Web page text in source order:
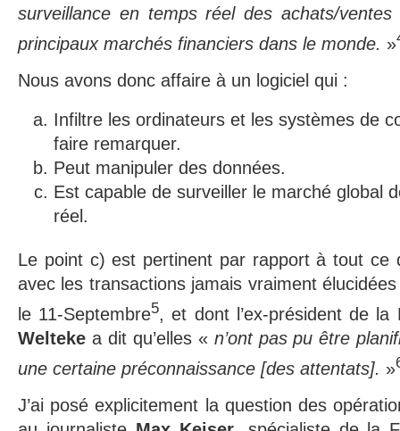
surveillance en temps réel des achats/ventes
principaux marchés financiers dans le monde. »
Nous avons donc affaire à un logiciel qui :
Infiltre les ordinateurs et les systèmes de
faire remarquer.
Peut manipuler des données.
Est capable de surveiller le marché global
réel.
Le point c) est pertinent par rapport à tout ce
avec les transactions jamais vraiment
le 11-Septembre5, et dont l’ex-président de
Welteke a dit qu’elles « n’ont pas pu être
une certaine préconnaissance [des attentats]. »
J’ai posé explicitement la question des